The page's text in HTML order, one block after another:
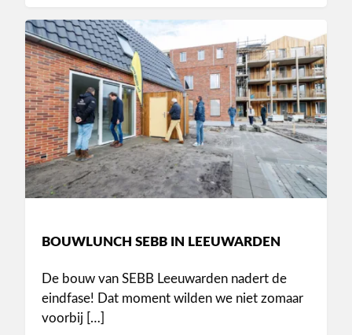
BOUWLUNCH SEBB IN LEEUWARDEN
De bouw van SEBB Leeuwarden nadert de
eindfase! Dat moment wilden we niet zomaar
voorbij […]